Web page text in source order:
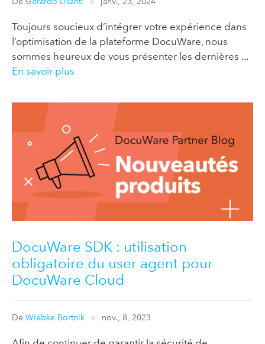
Toujours soucieux d’intégrer votre expérience dans
l’optimisation de la plateforme DocuWare, nous
sommes heureux de vous présenter les dernières ...
En savoir plus
DocuWare SDK : utilisation
obligatoire du user agent pour
DocuWare Cloud
De Wiebke Bortnik nov., 8, 2023